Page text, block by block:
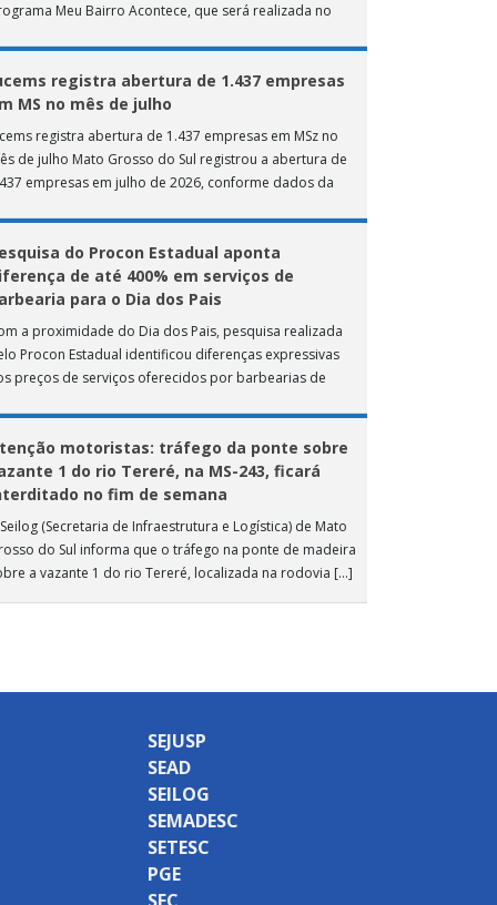
Meu Bairro Acontece, que será realizada no
registra abertura de 1.437 empresas
MS no mês de julho
registra abertura de 1.437 empresas em MSz no
de julho Mato Grosso do Sul registrou a abertura de
empresas em julho de 2026, conforme dados da
do Procon Estadual aponta
de até 400% em serviços de
para o Dia dos Pais
a proximidade do Dia dos Pais, pesquisa realizada
Procon Estadual identificou diferenças expressivas
preços de serviços oferecidos por barbearias de
motoristas: tráfego da ponte sobre
1 do rio Tereré, na MS-243, ficará
no fim de semana
(Secretaria de Infraestrutura e Logística) de Mato
do Sul informa que o tráfego na ponte de madeira
a vazante 1 do rio Tereré, localizada na rodovia […]
SEJUSP
SEAD
SEILOG
SEMADESC
SETESC
PGE